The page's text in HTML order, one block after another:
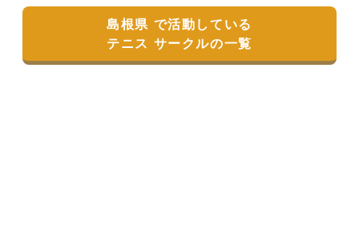
島根県 で活動している
テニス サークルの一覧